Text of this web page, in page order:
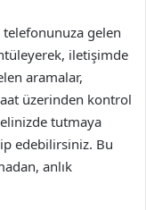
telefonunuza gelen
iletişimde
aramalar,
üzerinden kontrol
tutmaya
edebilirsiniz. Bu
anlık